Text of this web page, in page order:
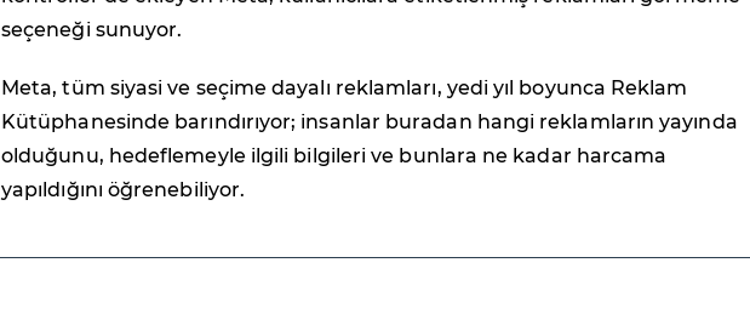
seçeneği sunuyor.
Meta, tüm siyasi ve seçime dayalı reklamları, yedi yıl boyunca Reklam
Kütüphanesinde barındırıyor; insanlar buradan hangi reklamların yayında
olduğunu, hedeflemeyle ilgili bilgileri ve bunlara ne kadar harcama
yapıldığını öğrenebiliyor.